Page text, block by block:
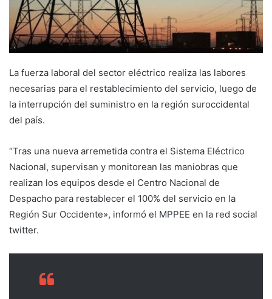
La fuerza laboral del sector eléctrico realiza las labores
necesarias para el restablecimiento del servicio, luego de
la interrupción del suministro en la región suroccidental
del país.
“Tras una nueva arremetida contra el Sistema Eléctrico
Nacional, supervisan y monitorean las maniobras que
realizan los equipos desde el Centro Nacional de
Despacho para restablecer el 100% del servicio en la
Región Sur Occidente», informó el MPPEE en la red social
twitter.